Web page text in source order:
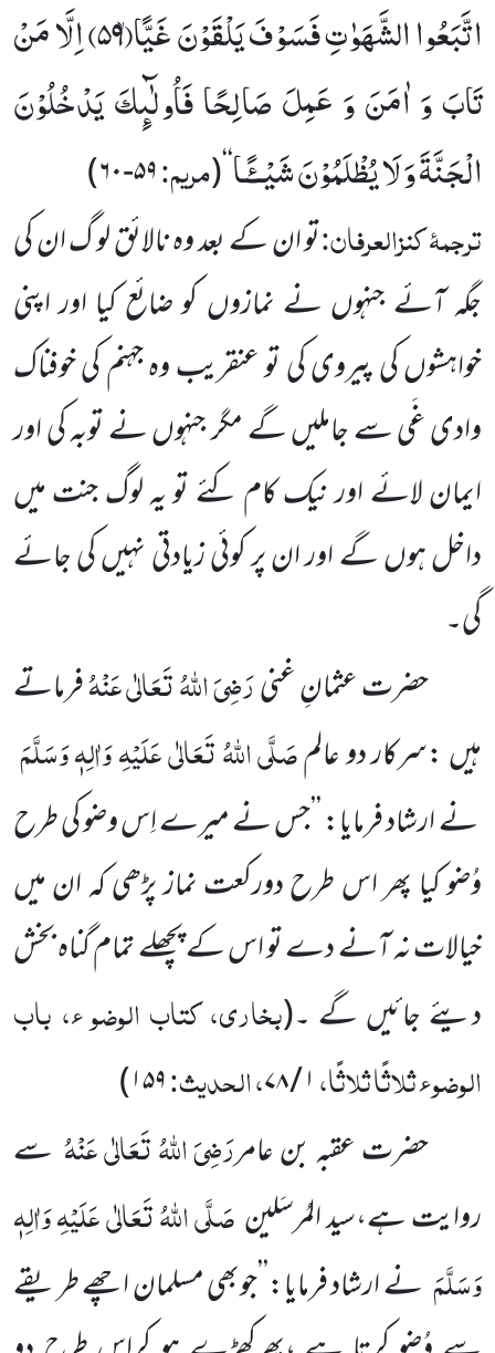
اتَّبَعُوا الشَّهَوٰتِ فَسَوْفَ یَلْقَوْنَ غَیًّاۙ(۵۹) اِلَّا مَنْ
تَابَ وَ اٰمَنَ وَ عَمِلَ صَالِحًا فَاُولٰٓىٕكَ یَدْخُلُوْنَ
الْجَنَّةَ وَ لَا یُظْلَمُوْنَ شَیْــٴًـا‘‘
(مریم:۵۹-۶۰)
ترجمۂکنزالعرفان:تو ان کے بعد وہ نالائق لو گ ان کی
جگہ آئے جنہوں نے نمازوں کو ضائع کیا اور اپنی
خواہشوں کی پیروی کی تو عنقریب وہ جہنم کی خوفناک
وادی غَی سے جاملیں گے مگر جنہوں نے توبہ کی اور
ایمان لائے اور نیک کام کئے تو یہ لوگ جنت میں
داخل ہوں گے اور ان پر کوئی زیادتی نہیں کی جائے
گی۔
حضرت عثمانِ غنیرَضِیَ اللہُ تَعَالٰی عَنْہُفرماتے
ہیں :سرکار دو عالمصَلَّی اللہُ تَعَالٰی عَلَیْہِ وَاٰلِہٖ وَسَلَّمَ
نے ارشاد فرمایا: ’’جس نے میرے اِس وضو کی طرح
وُضو کیا پھر اس طرح دورکعت نماز پڑھی کہ ان میں
خیالات نہ آنے دے تو اس کے پچھلے تمام گناہ بخش
دیئے جائیں گے ۔(بخاری، کتاب الوضو ء، باب
الوضو ء ثلاثًا ثلاثًا،۱ / ۷۸ ، الحدیث:۱۵۹)
حضرت عقبہ بن عامررَضِیَ اللہُ تَعَالٰی عَنْہُ سے
روایت ہے،سید المُرسَلینصَلَّی اللہُ تَعَالٰی عَلَیْہِ وَاٰلِہٖ
وَسَلَّمَ نے ارشاد فرمایا:’’جوبھی مسلمان اچھے طریقے